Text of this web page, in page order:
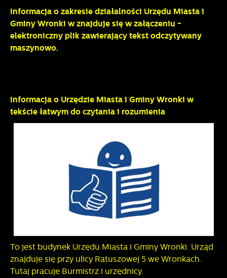
Informacja o zakresie działalności Urzędu Miasta i
Gminy Wronki w znajduje się w załączeniu -
elektroniczny plik zawierający tekst odczytywany
maszynowo.
Informacja o Urzędzie Miasta i Gminy Wronki w
tekście łatwym do czytania i rozumienia
To jest budynek Urzędu Miasta i Gminy Wronki. Urząd
znajduje się przy ulicy Ratuszowej 5 we Wronkach.
Tutaj pracuje Burmistrz i urzędnicy.